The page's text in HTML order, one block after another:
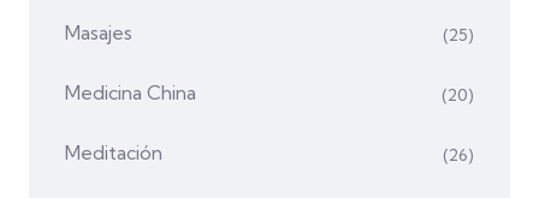
Masajes (25)
Medicina China (20)
Meditación (26)